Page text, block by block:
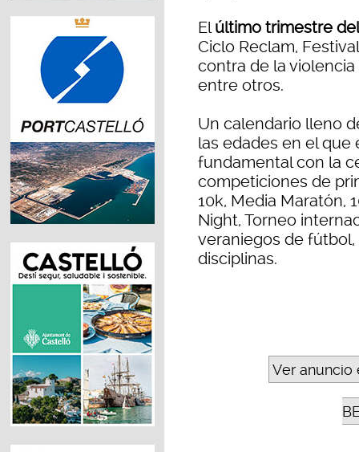
Elúltimo trimestre
Ciclo Reclam,
contra de la
entre otros.
Un calendario lleno
las edades en el
fundamental con la
competiciones de
10k, Media Maratón,
Night, Torneo
veraniegos de
disciplinas.
Ver anuncio